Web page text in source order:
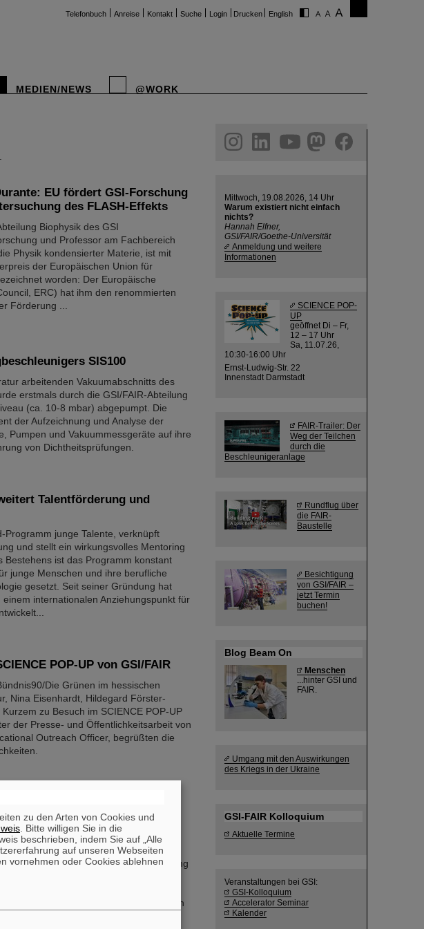
Telefonbuch Anreise Kontakt Suche Login Drucken English
MEDIEN/NEWS @WORK
EU fördert GSI-Forschung
des FLASH-Effekts
Biophysik des GSI
und Professor am Fachbereich
Physik kondensierter Materie, ist mit
der Europäischen Union für
worden: Der Europäische
ERC) hat ihm den renommierten
Förderung ...
SIS100
arbeitenden Vakuumabschnitts des
erstmals durch die GSI/FAIR-Abteilung
(ca. 10-8 mbar) abgepumpt. Die
der Aufzeichnung und Analyse der
Pumpen und Vakuummessgeräte auf ihre
von Dichtheitsprüfungen.
Talentförderung und
Programm junge Talente, verknüpft
und stellt ein wirkungsvolles Mentoring
ist das Programm konstant
junge Menschen und ihre berufliche
gesetzt. Seit seiner Gründung hat
internationalen Anziehungspunkt für
POP-UP von GSI/FAIR
Die Grünen im hessischen
Nina Eisenhardt, Hildegard Förster-
zu Besuch im SCIENCE POP-UP
der Presse- und Öffentlichkeitsarbeit von
Outreach Officer, begrüßten die
werben in Darmstadt
unterwegs ist, hat vielleicht schon
sind mehrere Linienbusse mit
für Schwerionenforschung
FAIR unterwegs. Die auffällig
Stadtbild auf die vielfältigen
aufmerksam – direkt im öffentlichen
helmholtz.social
facebook
Mittwoch, 19.08.2026, 14 Uhr
Warum existiert nicht einfach
nichts?
Hannah Elfner,
GSI/FAIR/Goethe-Universität
Anmeldung und weitere
Informationen
SCIENCE POP-
UP
geöffnet Di – Fr,
12 – 17 Uhr
Sa, 11.07.26,
10:30-16:00 Uhr
Ernst-Ludwig-Str. 22
Innenstadt Darmstadt
FAIR-Trailer: Der
Weg der Teilchen
durch die
Beschleunigeranlage
Rundflug über
die FAIR-
Baustelle
Besichtigung
von GSI/FAIR –
jetzt Termin
buchen!
Blog Beam On
Menschen
...hinter GSI und
FAIR.
Umgang mit den Auswirkungen
des Kriegs in der Ukraine
GSI-FAIR Kolloquium
Aktuelle Termine
Veranstaltungen bei GSI:
GSI-Kolloquium
Accelerator Seminar
Kalender
zu den Arten von Cookies und
. Bitte willigen Sie in die
beschrieben, indem Sie auf „Alle
auf unseren Webseiten
vornehmen oder Cookies ablehnen